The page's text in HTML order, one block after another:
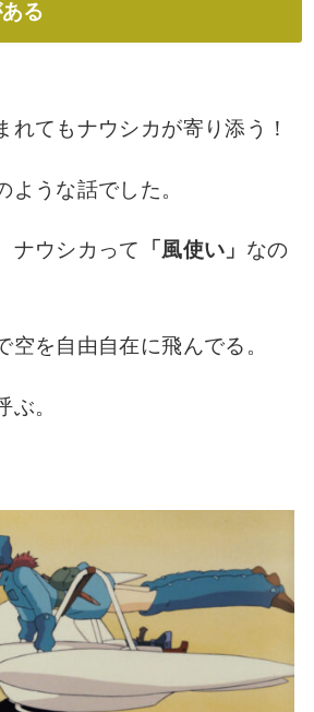
る
れてもナウシカが寄り添う！
ような話でした。
ウシカって 「風使い」 なの
空を自由自在に飛んでる。
ぶ。